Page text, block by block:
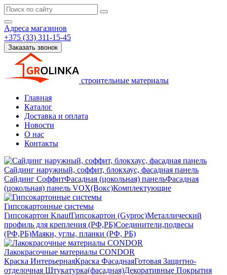
Адреса магазинов
+375 (33) 311-15-45
Заказать звонок
строительные материалы
Главная
Каталог
Доставка и оплата
Новости
О нас
Контакты
Сайдинг наружный, соффит, блокхаус, фасадная панель
Сайдинг СоффитФасадная (цокольная) панельФасадная
(цокольная) панель VOX(Вокс)Комплектующие
Гипсокартонные системы
Гипсокартон KnaufГипсокартон (Gyproc)Металлический
профиль для крепления (РФ,РБ)Соединители,подвесы
(РФ,РБ)Маяки, углы, планки (РФ, РБ)
Лакокрасочные материалы CONDOR
Краска ИнтерьернаяКраска ФасаднаяГотовая Защитно-
отделочная Штукатурка(фасадная)Декоративные Покрытия